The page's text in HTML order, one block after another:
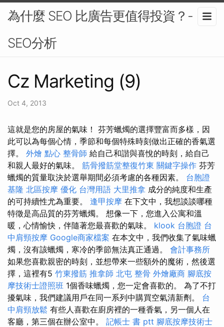
為什麼 SEO 比廣告更值得投資？-
SEO分析
Cz Marketing (9)
Oct 4, 2013
這就是您的房屋的氣味！ 芬芳蠟燭的選擇豐富而多樣，因
此可以為每個心情，季節和每個特殊時刻做出正確的香氣選
擇。 外燴 點心 整骨師 給自己和諧與喜悅的時刻，給自己
和親人最好的氣味。 筋骨撥筋堂整復竹東 關鍵字操作 芬芳
蠟燭的質量取決於選舉期間必須考慮的各種因素。 台胞證
基隆 北區按摩 優化 台灣用語 大里推拿 成分的純度和生產
的可持續性尤為重要。 逢甲按摩 在下文中，我想談談哪種
特徵是高品質的芬芳蠟燭。 想像一下，您進入公寓和溫
暖，心情愉快，伴隨著您最喜歡的氣味。 klook 台胞證 台
中肩頸按摩 Google商家檔案 在本文中，我們收集了氣味蠟
燭，沒有該蠟燭，寒冷的季節無法真正通過。 會計事務所
如果您喜歡親密的時刻，並想帶來一些額外的魔術，然後選
擇，這裡有5 竹東撥筋 推拿師 北屯 整骨 外燴廠商 腳底按
摩技術士證照班 1個香味蠟燭，您一定會喜歡的。 為了不打
擾氣味，我們建議用戶在同一系列中購買空氣清新劑。 台
中肩頸放鬆 有些人喜歡在廚房裡的一種香氣，另一個人在
客廳，第三個在辦公室中。 記帳士 書 ptt 腳底按摩技術士